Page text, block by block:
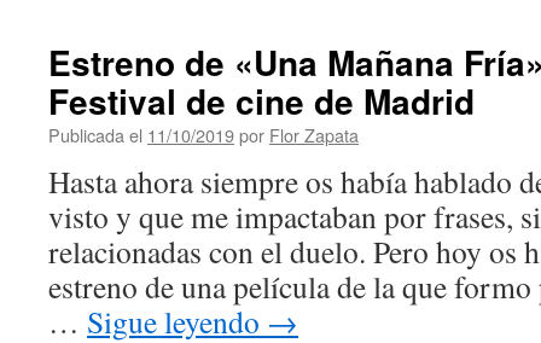
Estreno de «Una Mañana
Festival de cine de Madrid
Publicada el 11/10/2019por Flor Zapata
Hasta ahora siempre os había hablado
visto y que me impactaban por frases,
relacionadas con el duelo. Pero hoy os
estreno de una película de la que
… Sigue leyendo →